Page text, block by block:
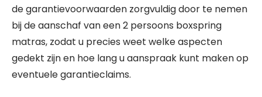
de garantievoorwaarden zorgvuldig door te nemen
bij de aanschaf van een 2 persoons boxspring
matras, zodat u precies weet welke aspecten
gedekt zijn en hoe lang u aanspraak kunt maken op
eventuele garantieclaims.